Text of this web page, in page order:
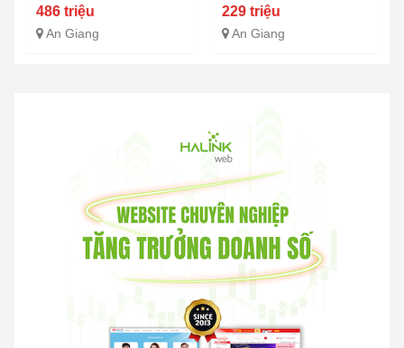
486 triệu
An Giang
229 triệu
An Giang